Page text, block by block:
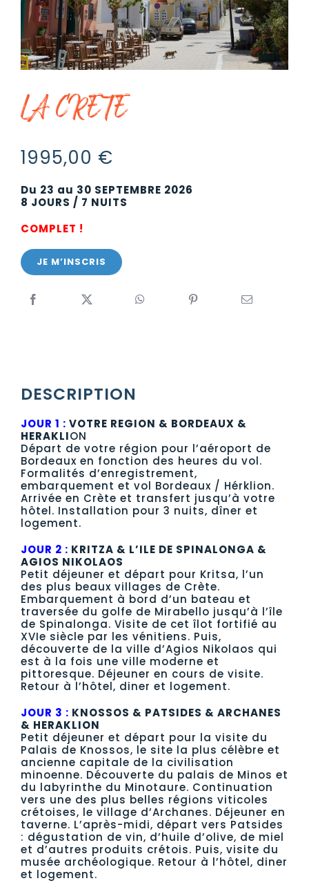
GROUPE
LA CRETE
1995,00 €
Du 23 au 30 SEPTEMBRE 2026
8 JOURS / 7 NUITS
COMPLET !
JE M’INSCRIS
DESCRIPTION
JOUR 1 : VOTRE REGION & BORDEAUX &
HERAKLION
Départ de votre région pour l’aéroport de
Bordeaux en fonction des heures du vol.
Formalités d’enregistrement,
embarquement et vol Bordeaux / Hérklion.
Arrivée en Crète et transfert jusqu’à votre
hôtel. Installation pour 3 nuits, dîner et
logement.
JOUR 2 : KRITZA & L’ILE DE SPINALONGA &
AGIOS NIKOLAOS
Petit déjeuner et départ pour Kritsa, l’un
des plus beaux villages de Crète.
Embarquement à bord d’un bateau et
traversée du golfe de Mirabello jusqu’à l’île
de Spinalonga. Visite de cet îlot fortifié au
XVIe siècle par les vénitiens. Puis,
découverte de la ville d’Agios Nikolaos qui
est à la fois une ville moderne et
pittoresque. Déjeuner en cours de visite.
Retour à l’hôtel, diner et logement.
JOUR 3 : KNOSSOS & PATSIDES & ARCHANES
& HERAKLION
Petit déjeuner et départ pour la visite du
Palais de Knossos, le site la plus célèbre et
ancienne capitale de la civilisation
minoenne. Découverte du palais de Minos et
du labyrinthe du Minotaure. Continuation
vers une des plus belles régions viticoles
crétoises, le village d’Archanes. Déjeuner en
taverne. L’après-midi, départ vers Patsides
: dégustation de vin, d’huile d’olive, de miel
et d’autres produits crétois. Puis, visite du
musée archéologique. Retour à l’hôtel, diner
et logement.